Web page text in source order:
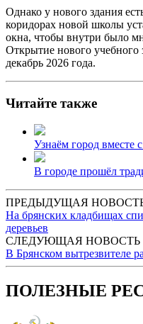
Однако у нового здания
коридорах новой школы
окна, чтобы внутри было
Открытие нового учебного
декабрь 2026 года.
Читайте также
Узнаём город вместе
В городе прошёл
ПРЕДЫДУЩАЯ
На брянских кладбищах
деревьев
СЛЕДУЮЩАЯ НОВОСТЬ
В Брянском вытрезвителе
ПОЛЕЗНЫЕ